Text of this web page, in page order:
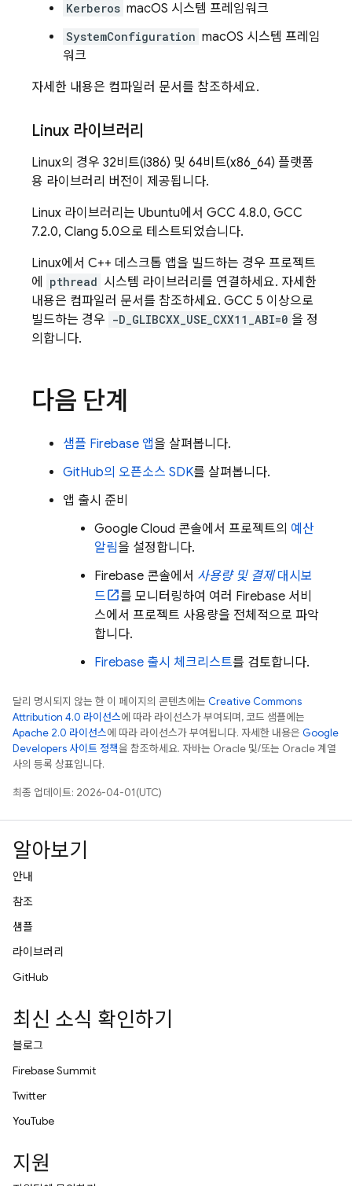
Kerberos macOS 시스템 프레임워크
SystemConfiguration macOS 시스템 프레임
워크
자세한 내용은 컴파일러 문서를 참조하세요.
Linux 라이브러리
Linux의 경우 32비트(i386) 및 64비트(x86_64) 플랫폼
용 라이브러리 버전이 제공됩니다.
Linux 라이브러리는 Ubuntu에서 GCC 4.8.0, GCC
7.2.0, Clang 5.0으로 테스트되었습니다.
Linux에서 C++ 데스크톱 앱을 빌드하는 경우 프로젝트
에
pthread 시스템 라이브러리를 연결하세요. 자세한
내용은 컴파일러 문서를 참조하세요. GCC 5 이상으로
빌드하는 경우 -D_GLIBCXX_USE_CXX11_ABI=0 을 정
의합니다.
다음 단계
샘플 Firebase 앱을 살펴봅니다.
GitHub의 오픈소스 SDK를 살펴봅니다.
앱 출시 준비
Google Cloud 콘솔에서 프로젝트의 예산
알림을 설정합니다.
Firebase 콘솔에서 사용량 및 결제대시보
드
를 모니터링하여 여러 Firebase 서비
스에서 프로젝트 사용량을 전체적으로 파악
합니다.
Firebase 출시 체크리스트를 검토합니다.
달리 명시되지 않는 한 이 페이지의 콘텐츠에는 Creative Commons
Attribution 4.0 라이선스에 따라 라이선스가 부여되며, 코드 샘플에는
Apache 2.0 라이선스에 따라 라이선스가 부여됩니다. 자세한 내용은 Google
Developers 사이트 정책을 참조하세요. 자바는 Oracle 및/또는 Oracle 계열
사의 등록 상표입니다.
최종 업데이트: 2026-04-01(UTC)
알아보기
안내
참조
샘플
라이브러리
GitHub
최신 소식 확인하기
블로그
Firebase Summit
Twitter
YouTube
지원